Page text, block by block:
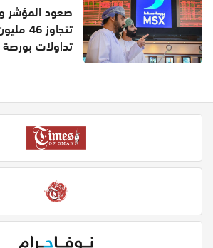
صعود المؤشر
تتجاوز
تداولات